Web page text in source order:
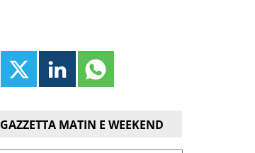
GAZZETTA MATIN E WEEKEND